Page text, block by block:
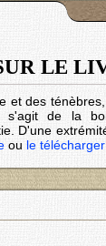
LE
et des
s'agit de la
D'une
ou le télécharger